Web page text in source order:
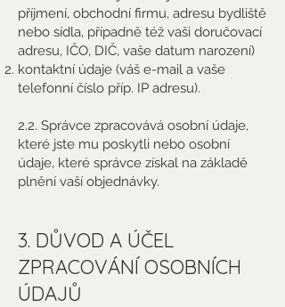
příjmení, obchodní firmu, adresu bydliště
nebo sídla, případně též vaši doručovací
adresu, IČO, DIČ, vaše datum narození)
kontaktní údaje (váš e-mail a vaše
telefonní číslo příp. IP adresu).
2.2. Správce zpracovává osobní údaje,
které jste mu poskytli nebo osobní
údaje, které správce získal na základě
plnění vaší objednávky.
3. DŮVOD A ÚČEL
ZPRACOVÁNÍ OSOBNÍCH
ÚDAJŮ